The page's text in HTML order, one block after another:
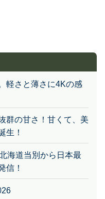
軽さと薄さに4Kの感
生！
信！